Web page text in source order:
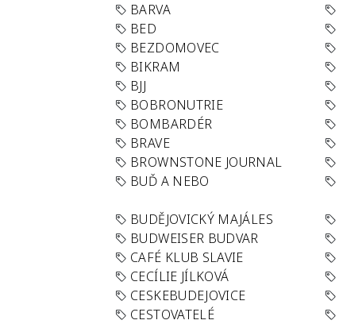
BARVA
BED
BEZDOMOVEC
BIKRAM
BJJ
BOBRONUTRIE
BOMBARDÉR
BRAVE
BROWNSTONE JOURNAL
BUĎ A NEBO
BUDĚJOVICKÝ MAJÁLES
BUDWEISER BUDVAR
CAFÉ KLUB SLAVIE
CECÍLIE JÍLKOVÁ
CESKEBUDEJOVICE
CESTOVATELÉ